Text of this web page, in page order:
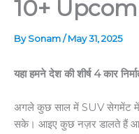
10+
BySonam/May 31, 2025
यहा हमने देश की शीर्ष 4 कार
अगले कुछ साल में SUV सेगमेंट में
सके। आइए कुछ नज़र डालते हैं